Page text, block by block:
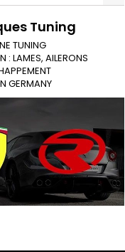
Tuning
TUNING
: LAMES, AILERONS
GERMANY